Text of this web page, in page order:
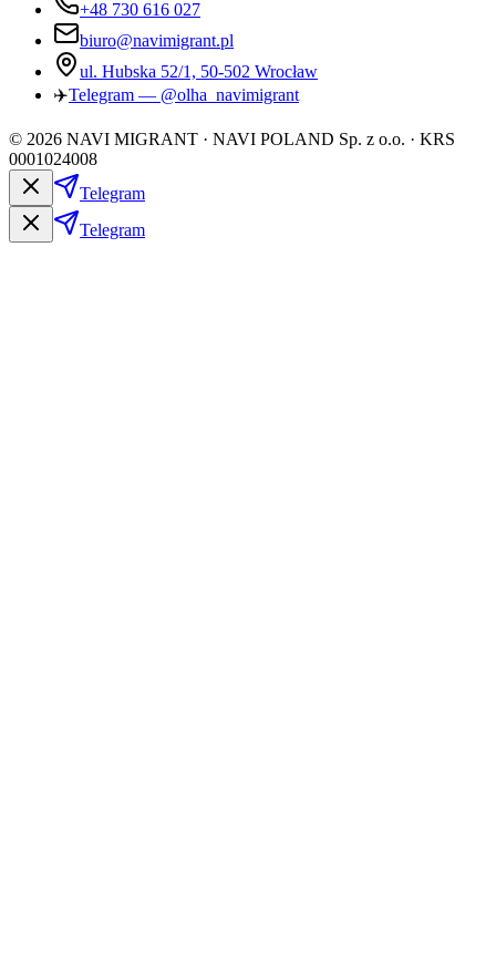
+48 730 616 027
biuro@navimigrant.pl
ul. Hubska 52/1, 50-502 Wrocław
✈️Telegram — @olha_navimigrant
© 2026 NAVI MIGRANT · NAVI POLAND Sp. z o.o. · KRS
0001024008
Telegram
Telegram